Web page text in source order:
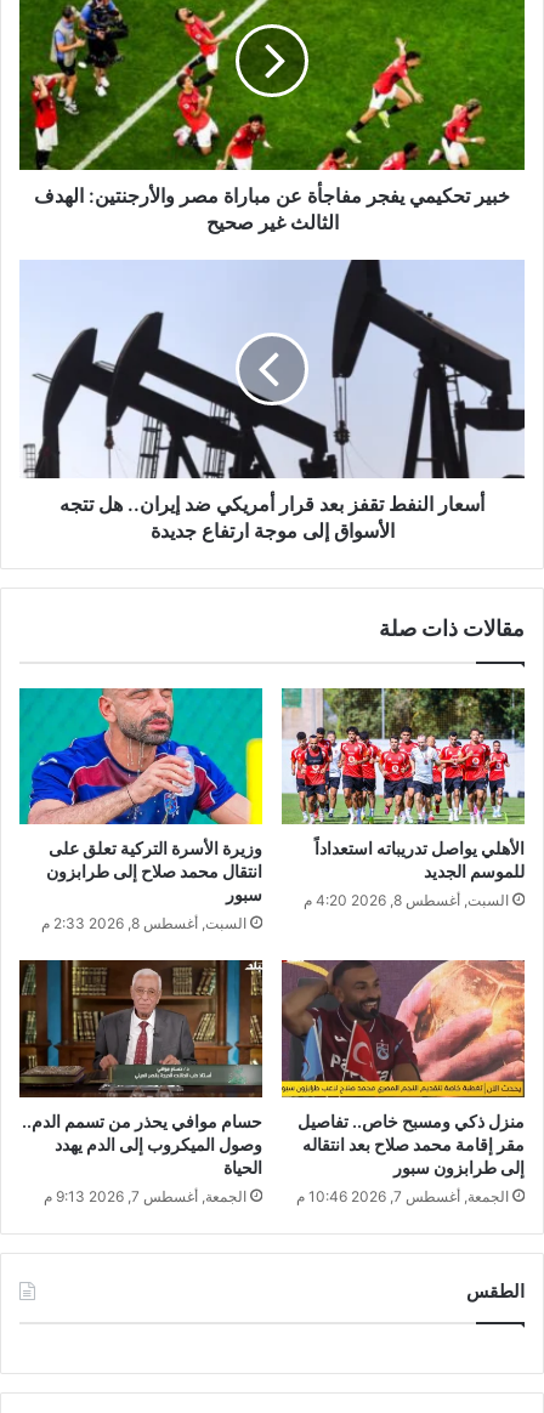
ا
إ
ك
خبير تحكيمي يفجر مفاجأة عن مباراة مصر والأرجنتين: الهدف
الثالث غير صحيح
أسعار النفط تقفز بعد قرار أمريكي ضد إيران.. هل تتجه
الأسواق إلى موجة ارتفاع جديدة
مقالات ذات صلة
الأهلي يواصل تدريباته استعداداً
للموسم الجديد
السبت, أغسطس 8, 2026 4:20 م
وزيرة الأسرة التركية تعلق على
انتقال محمد صلاح إلى طرابزون
سبور
السبت, أغسطس 8, 2026 2:33 م
منزل ذكي ومسبح خاص.. تفاصيل
مقر إقامة محمد صلاح بعد انتقاله
إلى طرابزون سبور
الجمعة, أغسطس 7, 2026 10:46 م
حسام موافي يحذر من تسمم الدم..
وصول الميكروب إلى الدم يهدد
الحياة
الجمعة, أغسطس 7, 2026 9:13 م
الطقس